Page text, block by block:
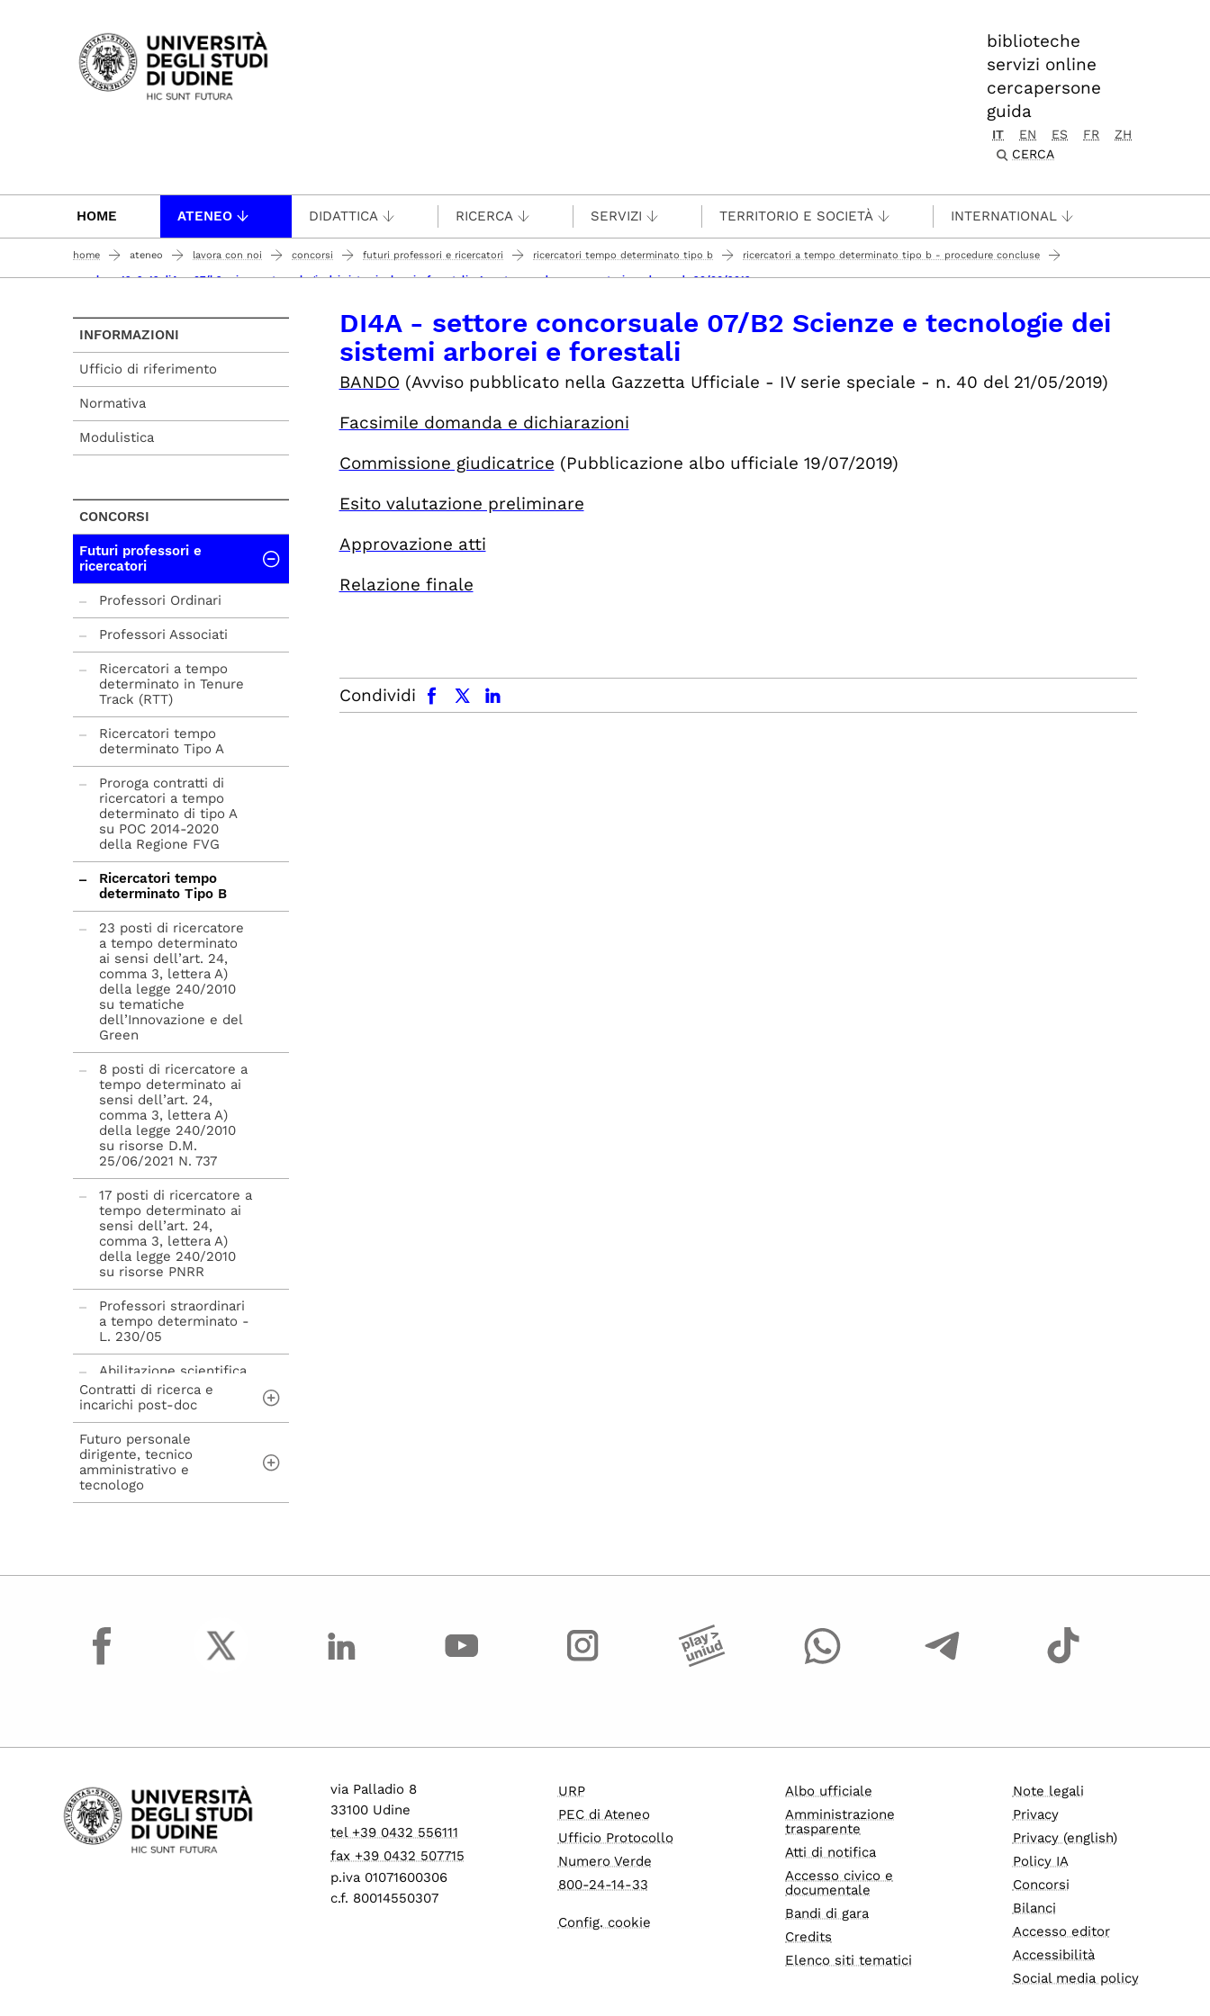
Passa al contenuto principale
biblioteche
servizi online
cercapersone
guida
IT EN ES FR
ZH
CERCA
HOME ATENEO DIDATTICA RICERCA SERVIZI TERRITORIO E SOCIETÀ INTERNATIONAL
home ateneo lavora con noi concorsi futuri professori e ricercatori ricercatori tempo determinato tipo b ricercatori a tempo determinato tipo b - procedure concluse
concluso 19-9-19 di4a - 07/b2 scienze e tecnologie dei sistemi arborei e forestali - 1 posto - scadenza presentazione domande 20/06/2019
DI4A - settore concorsuale 07/B2 Scienze e tecnologie dei
sistemi arborei e forestali
BANDO (Avviso pubblicato nella Gazzetta Ufficiale - IV serie speciale - n. 40 del 21/05/2019)
Facsimile domanda e dichiarazioni
Commissione giudicatrice (Pubblicazione albo ufficiale 19/07/2019)
Esito valutazione preliminare
Approvazione atti
Relazione finale
Condividi
facebook x.com linkedin
INFORMAZIONI
Ufficio di riferimento
Normativa
Modulistica
CONCORSI
Futuri professori e
ricercatori
Professori Ordinari
Professori Associati
Ricercatori a tempo
determinato in Tenure
Track (RTT)
Ricercatori tempo
determinato Tipo A
Proroga contratti di
ricercatori a tempo
determinato di tipo A
su POC 2014-2020
della Regione FVG
Ricercatori tempo
determinato Tipo B
23 posti di ricercatore
a tempo determinato
ai sensi dell’art. 24,
comma 3, lettera A)
della legge 240/2010
su tematiche
dell’Innovazione e del
Green
8 posti di ricercatore a
tempo determinato ai
sensi dell’art. 24,
comma 3, lettera A)
della legge 240/2010
su risorse D.M.
25/06/2021 N. 737
17 posti di ricercatore a
tempo determinato ai
sensi dell’art. 24,
comma 3, lettera A)
della legge 240/2010
su risorse PNRR
Professori straordinari
a tempo determinato -
L. 230/05
Abilitazione scientifica
nazionale - L. 240/10
Contratti di ricerca e
incarichi post-doc
Contratti di ricerca ai
sensi dell'art. 22 della
Legge n. 240/2010
Incarichi post-doc ai
Futuro personale
dirigente, tecnico
amministrativo e
tecnologo
Dirigente, Tecnologo e
Procedure di mobilità
per personale tecnico
amministrativo
esperti linguistici
Assunzioni Tecnologi
tempo determinato
facebook
via Palladio 8
33100 Udine
tel +39 0432 556111
fax +39 0432 507715
p.iva 01071600306
c.f. 80014550307
URP
PEC di Ateneo
Ufficio Protocollo
Numero Verde
800-24-14-33
Config. cookie
Albo ufficiale
Amministrazione
trasparente
Atti di notifica
Accesso civico e
documentale
Bandi di gara
Credits
Elenco siti tematici
Note legali
Privacy
Privacy (english)
Policy IA
Concorsi
Bilanci
Accesso editor
Accessibilità
Social media policy